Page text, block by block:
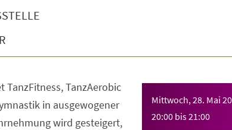
Mittwoch, 28. Mai
20:00 bis21:00
TanzFitness, TanzAerobic
in ausgewogener
wird gesteigert,